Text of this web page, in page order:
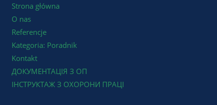
Strona główna
O nas
Referencje
Kategoria: Poradnik
Kontakt
ДОКУМЕНТАЦІЯ З ОП
ІНСТРУКТАЖ З ОХОРОНИ ПРАЦІ